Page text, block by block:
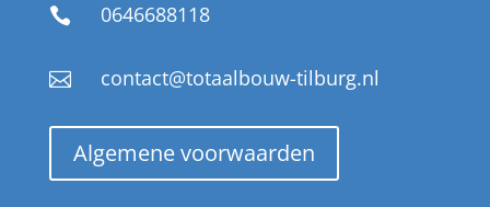
 0646688118
 contact@totaalbouw-tilburg.nl
Algemene voorwaarden